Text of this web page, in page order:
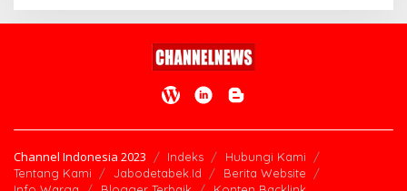
Channel Indonesia 2023 Indeks
Hubungi Kami
Tentang Kami
Jabodetabek.Id
Berita Website